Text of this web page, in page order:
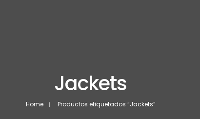
Jackets
Home Productos etiquetados “Jackets”